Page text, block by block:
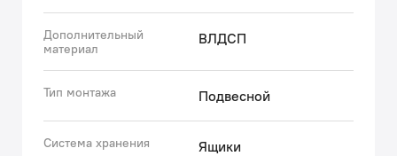
Дополнительный
материал
ВЛДСП
Тип монтажа Подвесной
Система хранения Ящики